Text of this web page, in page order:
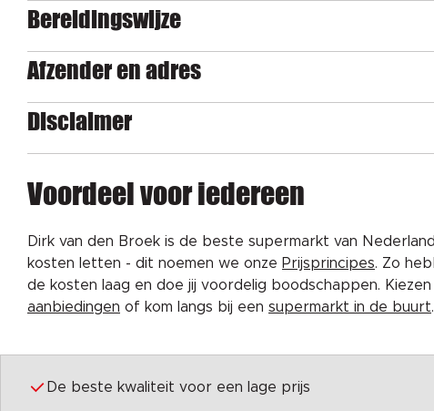
Bereidingswijze
Afzender en adres
Disclaimer
Voordeel voor iedereen
Dirk van den Broek is de beste supermarkt van
kosten letten - dit noemen we onze Prijsprincipes. Zo
de kosten laag en doe jij voordelig boodschappen.
aanbiedingen of kom langs bij een supermarkt in de buurt.
De beste kwaliteit voor een lage prijs